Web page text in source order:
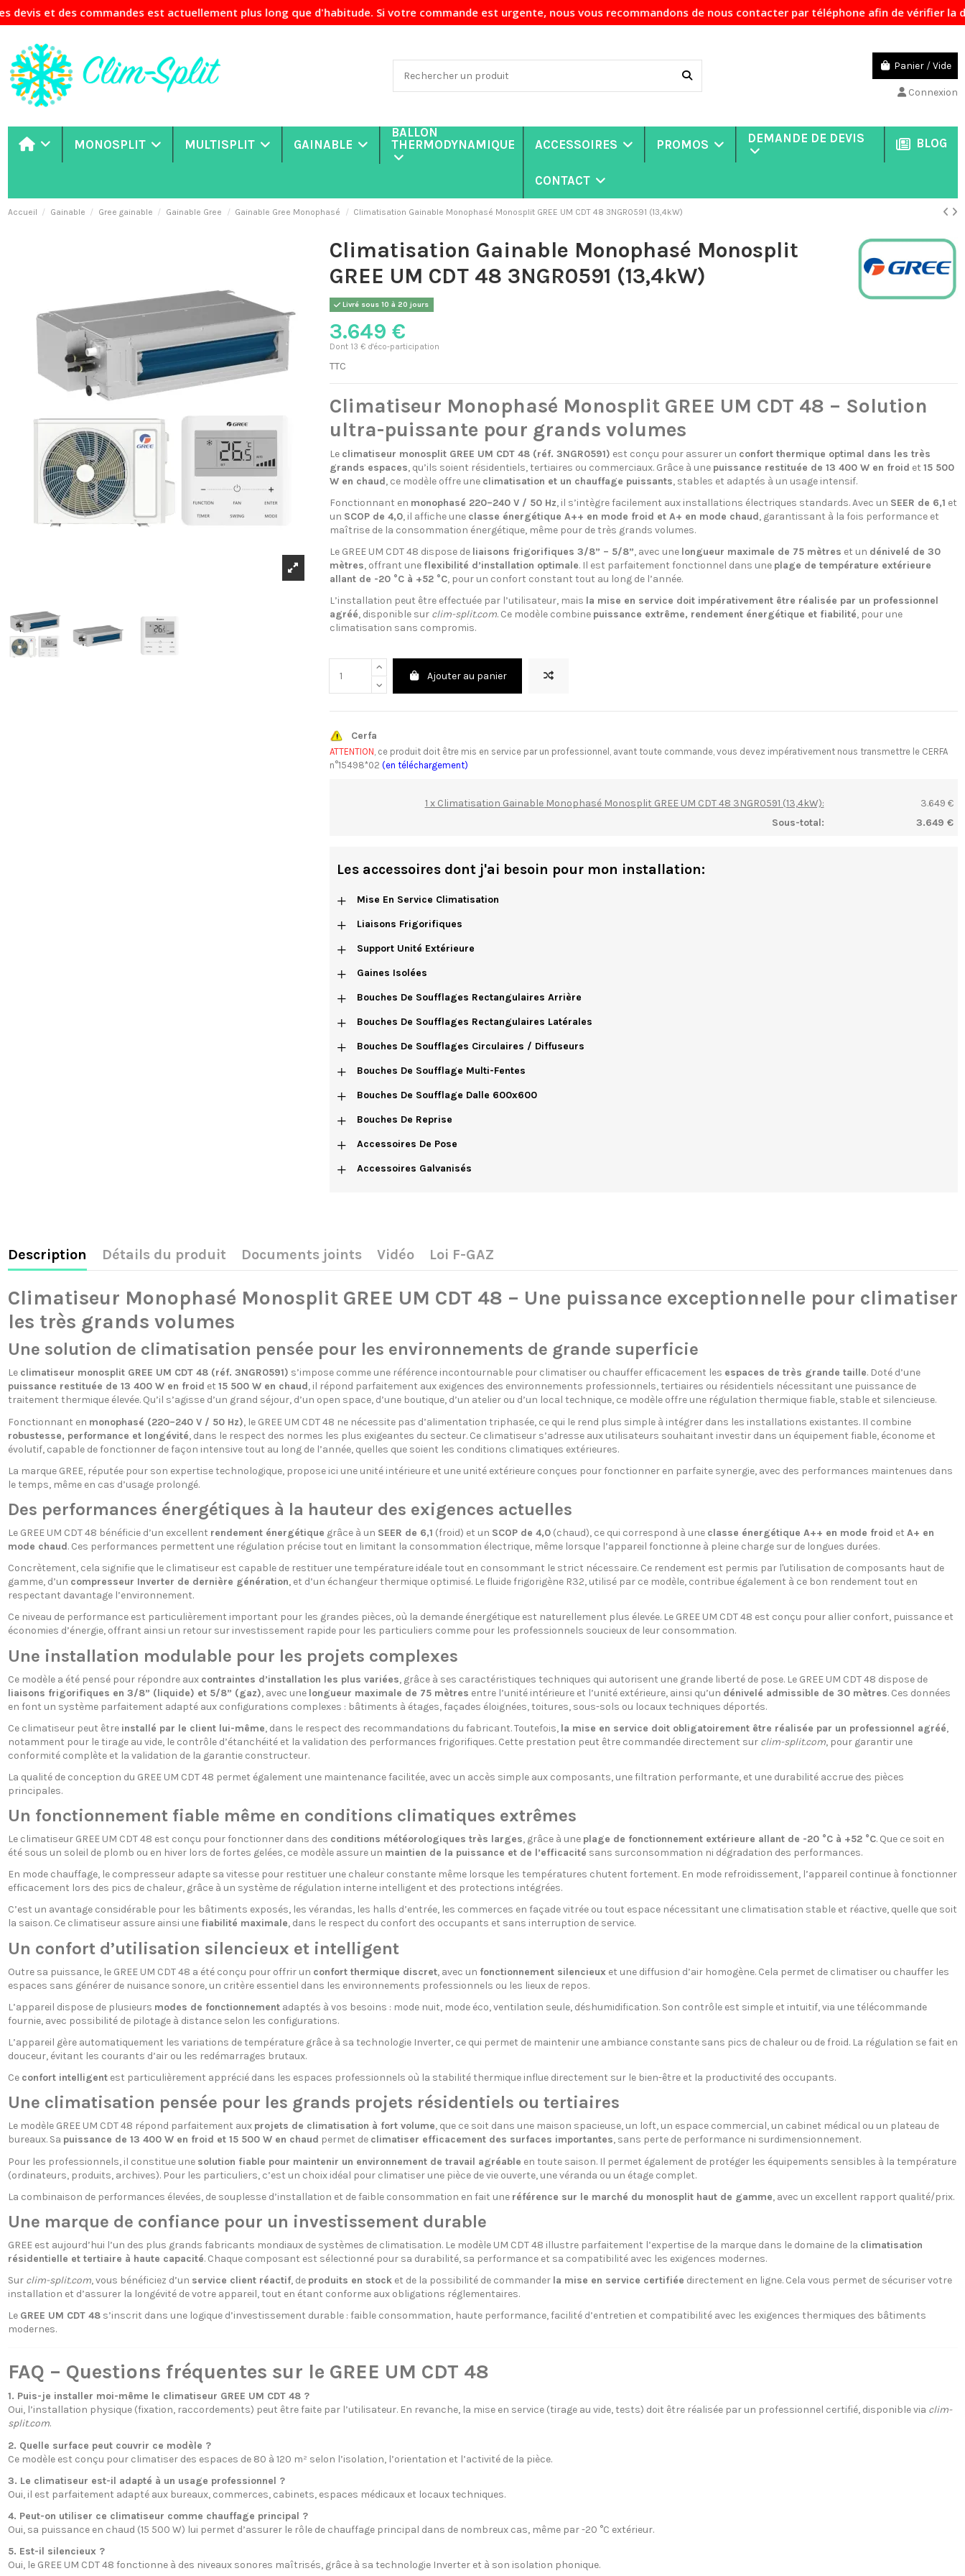
est actuellement plus long que d'habitude. Si votre commande est urgente, nous vous recommandons de nous contacter par téléphone afin de vérifier la disponibilité
Panier /Vide
Connexion
MONOSPLIT MULTISPLIT GAINABLE
BALLON
THERMODYNAMIQUE
ACCESSOIRES PROMOS DEMANDE DE DEVIS BLOG
CONTACT
Accueil Gainable Gree gainable Gainable Gree Gainable Gree Monophasé Climatisation Gainable Monophasé Monosplit GREE UM CDT 48 3NGR0591 (13,4kW)
Climatisation Gainable Monophasé Monosplit
GREE UM CDT 48 3NGR0591 (13,4kW)
Livré sous 10 à 20 jours
3.649 €
Dont 13 € d'éco-participation
TTC
Climatiseur Monophasé Monosplit GREE UM CDT 48 – Solution
ultra-puissante pour grands volumes
Le climatiseur monosplit GREE UM CDT 48 (réf. 3NGR0591) est conçu pour assurer un confort thermique optimal dans les très
grands espaces, qu’ils soient résidentiels, tertiaires ou commerciaux. Grâce à une puissance restituée de 13 400 W en froid et 15 500
W en chaud, ce modèle offre une climatisation et un chauffage puissants, stables et adaptés à un usage intensif.
Fonctionnant en monophasé 220–240 V / 50 Hz, il s’intègre facilement aux installations électriques standards. Avec un SEER de 6,1 et
un SCOP de 4,0, il affiche une classe énergétique A++ en mode froid et A+ en mode chaud, garantissant à la fois performance et
maîtrise de la consommation énergétique, même pour de très grands volumes.
Le GREE UM CDT 48 dispose de liaisons frigorifiques 3/8” – 5/8”, avec une longueur maximale de 75 mètres et un dénivelé de 30
mètres, offrant une flexibilité d’installation optimale. Il est parfaitement fonctionnel dans une plage de température extérieure
allant de -20 °C à +52 °C, pour un confort constant tout au long de l’année.
L’installation peut être effectuée par l’utilisateur, mais la mise en service doit impérativement être réalisée par un professionnel
agréé, disponible sur clim-split.com. Ce modèle combine puissance extrême, rendement énergétique et fiabilité, pour une
climatisation sans compromis.
Ajouter au panier
Cerfa
ATTENTION , ce produit doit être mis en service par un professionnel, avant toute commande, vous devez impérativement nous transmettre le CERFA
n°15498*02 (en téléchargement)
1 x Climatisation Gainable Monophasé Monosplit GREE UM CDT 48 3NGR0591 (13,4kW):
3.649 €
Sous-total:
3.649 €
Les accessoires dont j'ai besoin pour mon installation:
+ Mise En Service Climatisation
+ Liaisons Frigorifiques
+ Support Unité Extérieure
+ Gaines Isolées
+ Bouches De Soufflages Rectangulaires Arrière
+ Bouches De Soufflages Rectangulaires Latérales
+ Bouches De Soufflages Circulaires / Diffuseurs
+ Bouches De Soufflage Multi-Fentes
+ Bouches De Soufflage Dalle 600x600
+ Bouches De Reprise
+ Accessoires De Pose
+ Accessoires Galvanisés
Description Détails du produit Documents joints Vidéo Loi F-GAZ
Climatiseur Monophasé Monosplit GREE UM CDT 48 – Une puissance exceptionnelle pour climatiser
les très grands volumes
Une solution de climatisation pensée pour les environnements de grande superficie
Le climatiseur monosplit GREE UM CDT 48 (réf. 3NGR0591) s’impose comme une référence incontournable pour climatiser ou chauffer efficacement les espaces de très grande taille. Doté d’une
puissance restituée de 13 400 W en froid et 15 500 W en chaud, il répond parfaitement aux exigences des environnements professionnels, tertiaires ou résidentiels nécessitant une puissance de
traitement thermique élevée. Qu’il s’agisse d’un grand séjour, d’un open space, d’une boutique, d’un atelier ou d’un local technique, ce modèle offre une régulation thermique fiable, stable et silencieuse.
Fonctionnant en monophasé (220–240 V / 50 Hz), le GREE UM CDT 48 ne nécessite pas d’alimentation triphasée, ce qui le rend plus simple à intégrer dans les installations existantes. Il combine
robustesse, performance et longévité, dans le respect des normes les plus exigeantes du secteur. Ce climatiseur s’adresse aux utilisateurs souhaitant investir dans un équipement fiable, économe et
évolutif, capable de fonctionner de façon intensive tout au long de l’année, quelles que soient les conditions climatiques extérieures.
La marque GREE, réputée pour son expertise technologique, propose ici une unité intérieure et une unité extérieure conçues pour fonctionner en parfaite synergie, avec des performances maintenues dans
le temps, même en cas d’usage prolongé.
Des performances énergétiques à la hauteur des exigences actuelles
Le GREE UM CDT 48 bénéficie d’un excellent rendement énergétique grâce à un SEER de 6,1 (froid) et un SCOP de 4,0(chaud), ce qui correspond à une classe énergétique A++ en mode froid et A+ en
mode chaud. Ces performances permettent une régulation précise tout en limitant la consommation électrique, même lorsque l’appareil fonctionne à pleine charge sur de longues durées.
Concrètement, cela signifie que le climatiseur est capable de restituer une température idéale tout en consommant le strict nécessaire. Ce rendement est permis par l'utilisation de composants haut de
gamme, d’un compresseur Inverter de dernière génération, et d’un échangeur thermique optimisé. Le fluide frigorigène R32, utilisé par ce modèle, contribue également à ce bon rendement tout en
respectant davantage l’environnement.
Ce niveau de performance est particulièrement important pour les grandes pièces, où la demande énergétique est naturellement plus élevée. Le GREE UM CDT 48 est conçu pour allier confort, puissance et
économies d’énergie, offrant ainsi un retour sur investissement rapide pour les particuliers comme pour les professionnels soucieux de leur consommation.
Une installation modulable pour les projets complexes
Ce modèle a été pensé pour répondre aux contraintes d’installation les plus variées, grâce à ses caractéristiques techniques qui autorisent une grande liberté de pose. Le GREE UM CDT 48 dispose de
liaisons frigorifiques en 3/8” (liquide) et 5/8” (gaz), avec une longueur maximale de 75 mètres entre l’unité intérieure et l’unité extérieure, ainsi qu’un dénivelé admissible de 30 mètres. Ces données
en font un système parfaitement adapté aux configurations complexes : bâtiments à étages, façades éloignées, toitures, sous-sols ou locaux techniques déportés.
Ce climatiseur peut être installé par le client lui-même, dans le respect des recommandations du fabricant. Toutefois, la mise en service doit obligatoirement être réalisée par un professionnel agréé,
notamment pour le tirage au vide, le contrôle d’étanchéité et la validation des performances frigorifiques. Cette prestation peut être commandée directement sur clim-split.com, pour garantir une
conformité complète et la validation de la garantie constructeur.
La qualité de conception du GREE UM CDT 48 permet également une maintenance facilitée, avec un accès simple aux composants, une filtration performante, et une durabilité accrue des pièces
principales.
Un fonctionnement fiable même en conditions climatiques extrêmes
Le climatiseur GREE UM CDT 48 est conçu pour fonctionner dans des conditions météorologiques très larges, grâce à une plage de fonctionnement extérieure allant de -20 °C à +52 °C. Que ce soit en
été sous un soleil de plomb ou en hiver lors de fortes gelées, ce modèle assure un maintien de la puissance et de l’efficacité sans surconsommation ni dégradation des performances.
En mode chauffage, le compresseur adapte sa vitesse pour restituer une chaleur constante même lorsque les températures chutent fortement. En mode refroidissement, l’appareil continue à fonctionner
efficacement lors des pics de chaleur, grâce à un système de régulation interne intelligent et des protections intégrées.
C’est un avantage considérable pour les bâtiments exposés, les vérandas, les halls d’entrée, les commerces en façade vitrée ou tout espace nécessitant une climatisation stable et réactive, quelle que soit
la saison. Ce climatiseur assure ainsi une fiabilité maximale, dans le respect du confort des occupants et sans interruption de service.
Un confort d’utilisation silencieux et intelligent
Outre sa puissance, le GREE UM CDT 48 a été conçu pour offrir un confort thermique discret, avec un fonctionnement silencieuxet une diffusion d’air homogène. Cela permet de climatiser ou chauffer les
espaces sans générer de nuisance sonore, un critère essentiel dans les environnements professionnels ou les lieux de repos.
L’appareil dispose de plusieurs modes de fonctionnementadaptés à vos besoins : mode nuit, mode éco, ventilation seule, déshumidification. Son contrôle est simple et intuitif, via une télécommande
fournie, avec possibilité de pilotage à distance selon les configurations.
L’appareil gère automatiquement les variations de température grâce à sa technologie Inverter, ce qui permet de maintenir une ambiance constante sans pics de chaleur ou de froid. La régulation se fait en
douceur, évitant les courants d’air ou les redémarrages brutaux.
Ce confort intelligentest particulièrement apprécié dans les espaces professionnels où la stabilité thermique influe directement sur le bien-être et la productivité des occupants.
Une climatisation pensée pour les grands projets résidentiels ou tertiaires
Le modèle GREE UM CDT 48 répond parfaitement aux projets de climatisation à fort volume, que ce soit dans une maison spacieuse, un loft, un espace commercial, un cabinet médical ou un plateau de
bureaux. Sa puissance de 13 400 W en froid et 15 500 W en chaud permet de climatiser efficacement des surfaces importantes, sans perte de performance ni surdimensionnement.
Pour les professionnels, il constitue une solution fiable pour maintenir un environnement de travail agréable en toute saison. Il permet également de protéger les équipements sensibles à la température
(ordinateurs, produits, archives). Pour les particuliers, c’est un choix idéal pour climatiser une pièce de vie ouverte, une véranda ou un étage complet.
La combinaison de performances élevées, de souplesse d’installation et de faible consommation en fait une référence sur le marché du monosplit haut de gamme, avec un excellent rapport qualité/prix.
Une marque de confiance pour un investissement durable
GREE est aujourd’hui l’un des plus grands fabricants mondiaux de systèmes de climatisation. Le modèle UM CDT 48 illustre parfaitement l’expertise de la marque dans le domaine de la climatisation
résidentielle et tertiaire à haute capacité. Chaque composant est sélectionné pour sa durabilité, sa performance et sa compatibilité avec les exigences modernes.
Sur clim-split.com, vous bénéficiez d’un service client réactif, de produits en stocket de la possibilité de commander la mise en service certifiée directement en ligne. Cela vous permet de sécuriser votre
installation et d’assurer la longévité de votre appareil, tout en étant conforme aux obligations réglementaires.
Le GREE UM CDT 48s’inscrit dans une logique d’investissement durable : faible consommation, haute performance, facilité d’entretien et compatibilité avec les exigences thermiques des bâtiments
modernes.
FAQ – Questions fréquentes sur le GREE UM CDT 48
1. Puis-je installer moi-même le climatiseur GREE UM CDT 48 ?
Oui, l’installation physique (fixation, raccordements) peut être faite par l’utilisateur. En revanche, la mise en service (tirage au vide, tests) doit être réalisée par un professionnel certifié, disponible via clim-
split.com.
2. Quelle surface peut couvrir ce modèle ?
Ce modèle est conçu pour climatiser des espaces de 80 à 120 m² selon l’isolation, l’orientation et l’activité de la pièce.
3. Le climatiseur est-il adapté à un usage professionnel ?
Oui, il est parfaitement adapté aux bureaux, commerces, cabinets, espaces médicaux et locaux techniques.
4. Peut-on utiliser ce climatiseur comme chauffage principal ?
Oui, sa puissance en chaud (15 500 W) lui permet d’assurer le rôle de chauffage principal dans de nombreux cas, même par -20 °C extérieur.
5. Est-il silencieux ?
Oui, le GREE UM CDT 48 fonctionne à des niveaux sonores maîtrisés, grâce à sa technologie Inverter et à son isolation phonique.